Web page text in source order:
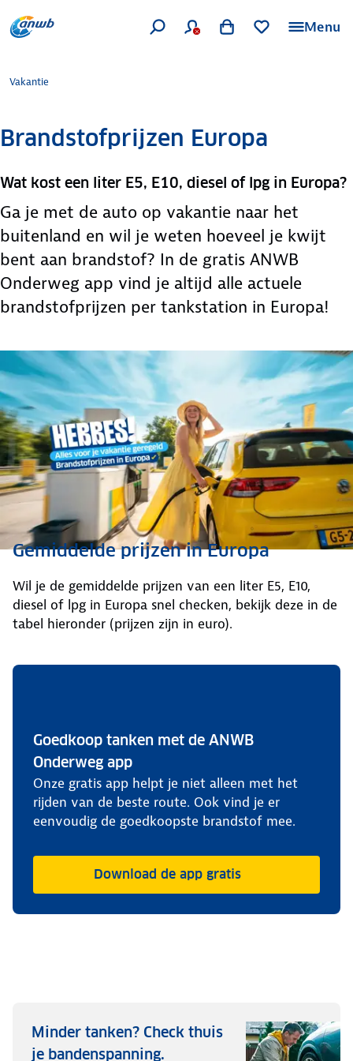
Menu
Vakantie
Brandstofprijzen Europa
Wat kost een liter E5, E10, diesel of lpg in Europa?
Ga je met de auto op vakantie naar het
buitenland en wil je weten hoeveel je kwijt
bent aan brandstof? In de gratis ANWB
Onderweg app vind je altijd alle actuele
brandstofprijzen per tankstation in Europa!
Gemiddelde prijzen in Europa
Wil je de gemiddelde prijzen van een liter E5, E10,
diesel of lpg in Europa snel checken, bekijk deze in de
tabel hieronder (prijzen zijn in euro).
Goedkoop tanken met de ANWB
Onderweg app
Onze gratis app helpt je niet alleen met het
rijden van de beste route. Ook vind je er
eenvoudig de goedkoopste brandstof mee.
Download de app gratis
Minder tanken? Check thuis
je bandenspanning.